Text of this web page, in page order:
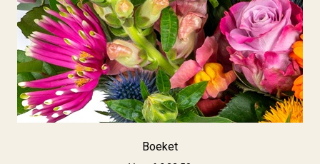
Boeket